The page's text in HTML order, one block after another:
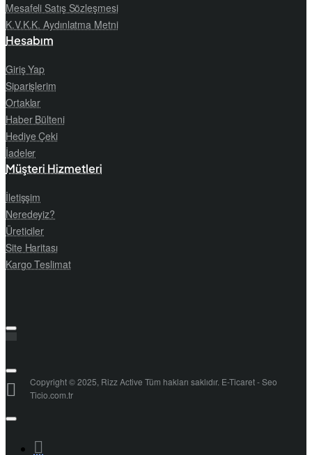
Mesafeli Satış Sözleşmesi
K.V.K.K. Aydınlatma Metni
Hesabım
Giriş Yap
Siparişlerim
Ortaklar
Haber Bülteni
Hediye Çeki
İadeler
Müşteri Hizmetleri
İletişşim
Neredeyiz?
Üreticiler
Site Haritası
Kargo Teslimat
Copyright © 2025, Rizz Active Tüm hakları saklıdır. E-Ticaret - Seo
Ticio.com.tr